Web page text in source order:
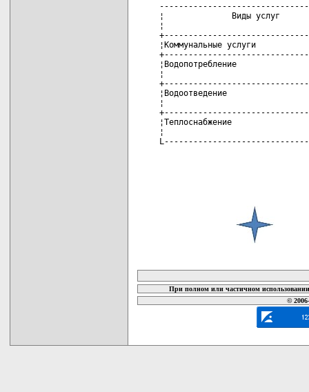
¦              Виды услуг
¦
¦Коммунальные
¦Водопотребление
¦
¦Водоотведение
¦
¦Теплоснабжение
¦
При полном или частичном
©